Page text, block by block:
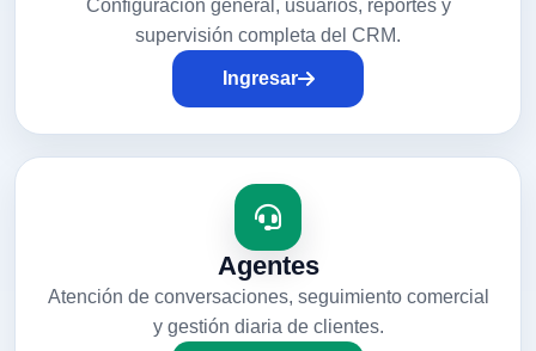
Configuración general, usuarios, reportes y
supervisión completa del CRM.
Ingresar
Agentes
Atención de conversaciones, seguimiento comercial
y gestión diaria de clientes.